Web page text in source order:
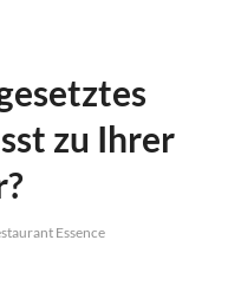
zu Ihrer
Essence